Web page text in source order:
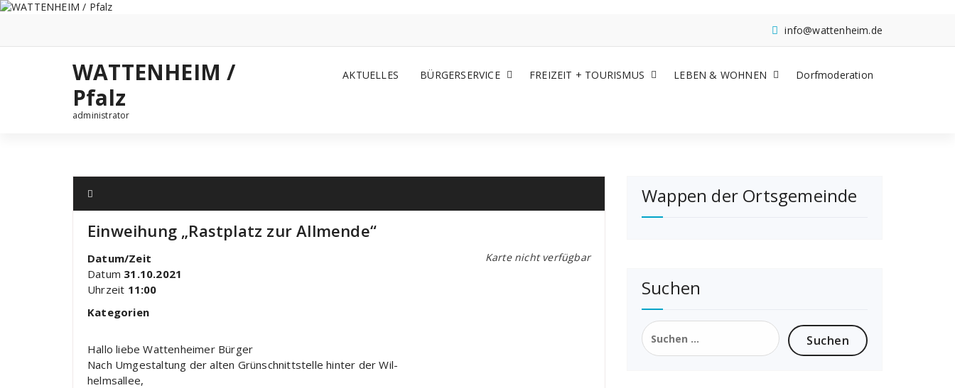
Zum
info@wattenheim.de
WATTENHEIM /
Pfalz
administrator
AKTUELLES BÜRGERSERVICE FREIZEIT + TOURISMUS LEBEN & WOHNEN Dorfmoderation
Einweihung „Rastplatz zur Allmende“
Karte nicht verfügbar
Datum/Zeit
Datum 31.10.2021
Uhrzeit 11:00
Kategorien
Hallo liebe Wattenheimer Bürger
Nach Umgestaltung der alten Grünschnittstelle hinter der Wil-
helmsallee,
Wappen der Ortsgemeinde
Suchen
Suchen
nach: